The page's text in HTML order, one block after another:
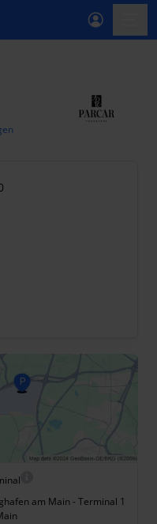
am Main - Terminal 1